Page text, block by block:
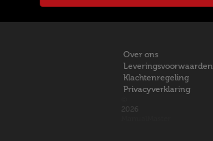
Over ons
Leveringsvoorwaarden
Klachtenregeling
Privacyverklaring
2026